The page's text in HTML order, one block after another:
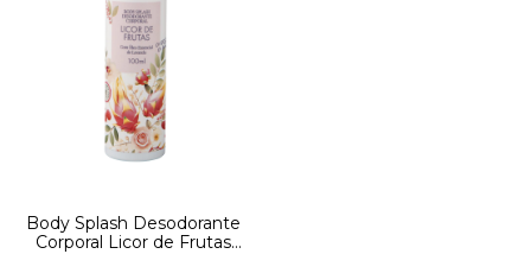
Body Splash Desodorante
Corporal Licor de Frutas